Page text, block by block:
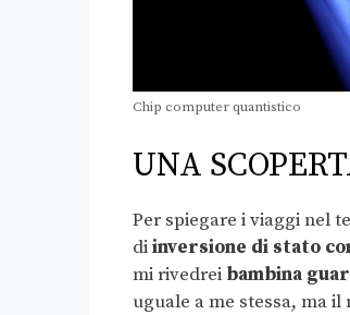
Chip computer quantistico
UNA
Per spiegare i viaggi nel
diinversione di stato
mi rivedrei bambina
uguale a me stessa, ma